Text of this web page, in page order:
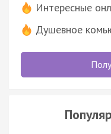
Интересные
Душевное